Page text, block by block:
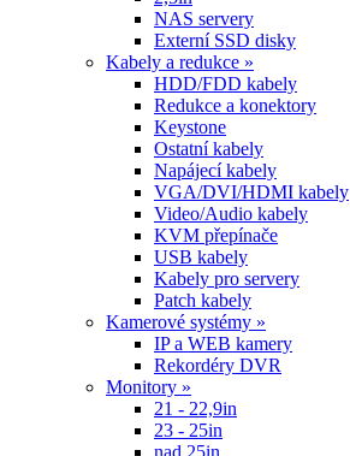
NAS servery
Externí SSD disky
Kabely a redukce »
HDD/FDD kabely
Redukce a konektory
Keystone
Ostatní kabely
Napájecí kabely
VGA/DVI/HDMI kabely
Video/Audio kabely
KVM přepínače
USB kabely
Kabely pro servery
Patch kabely
Kamerové systémy »
IP a WEB kamery
Rekordéry DVR
Monitory »
21 - 22,9in
23 - 25in
nad 25in